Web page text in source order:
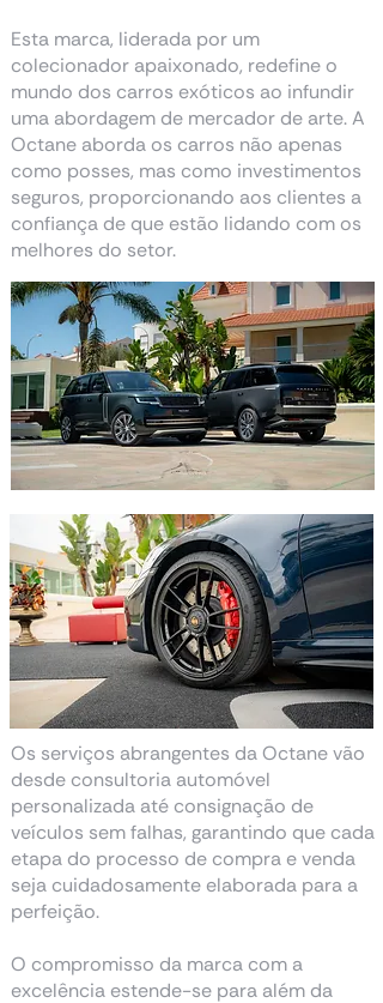
Esta marca, liderada por um
colecionador apaixonado, redefine o
mundo dos carros exóticos ao infundir
uma abordagem de mercador de arte. A
Octane aborda os carros não apenas
como posses, mas como investimentos
seguros, proporcionando aos clientes a
confiança de que estão lidando com os
melhores do setor.
Os serviços abrangentes da Octane vão
desde consultoria automóvel
personalizada até consignação de
veículos sem falhas, garantindo que cada
etapa do processo de compra e venda
seja cuidadosamente elaborada para a
perfeição.
O compromisso da marca com a
excelência estende-se para além da